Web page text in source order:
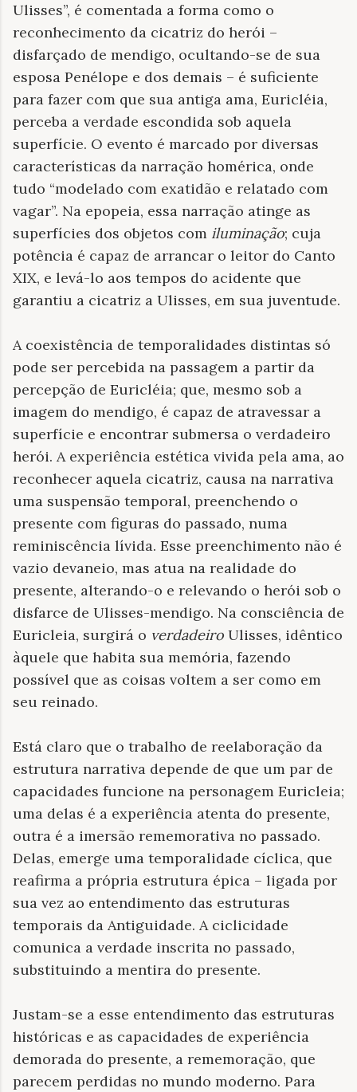
Ulisses”, é comentada a forma como o
reconhecimento da cicatriz do herói –
disfarçado de mendigo, ocultando-se de sua
esposa Penélope e dos demais – é suficiente
para fazer com que sua antiga ama, Euricléia,
perceba a verdade escondida sob aquela
superfície. O evento é marcado por diversas
características da narração homérica, onde
tudo “modelado com exatidão e relatado com
vagar”. Na epopeia, essa narração atinge as
superfícies dos objetos com iluminação; cuja
potência é capaz de arrancar o leitor do Canto
XIX, e levá-lo aos tempos do acidente que
garantiu a cicatriz a Ulisses, em sua juventude.
A coexistência de temporalidades distintas só
pode ser percebida na passagem a partir da
percepção de Euricléia; que, mesmo sob a
imagem do mendigo, é capaz de atravessar a
superfície e encontrar submersa o verdadeiro
herói. A experiência estética vivida pela ama, ao
reconhecer aquela cicatriz, causa na narrativa
uma suspensão temporal, preenchendo o
presente com figuras do passado, numa
reminiscência lívida. Esse preenchimento não é
vazio devaneio, mas atua na realidade do
presente, alterando-o e relevando o herói sob o
disfarce de Ulisses-mendigo. Na consciência de
Euricleia, surgirá o verdadeiro Ulisses, idêntico
àquele que habita sua memória, fazendo
possível que as coisas voltem a ser como em
seu reinado.
Está claro que o trabalho de reelaboração da
estrutura narrativa depende de que um par de
capacidades funcione na personagem Euricleia;
uma delas é a experiência atenta do presente,
outra é a imersão rememorativa no passado.
Delas, emerge uma temporalidade cíclica, que
reafirma a própria estrutura épica – ligada por
sua vez ao entendimento das estruturas
temporais da Antiguidade. A ciclicidade
comunica a verdade inscrita no passado,
substituindo a mentira do presente.
Justam-se a esse entendimento das estruturas
históricas e as capacidades de experiência
demorada do presente, a rememoração, que
parecem perdidas no mundo moderno. Para